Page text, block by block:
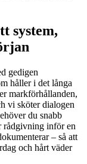
system,
gedigen
håller i det långa
markförhållanden,
vi sköter dialogen
du snabb
rådgivning inför en
– så att
och hårt väder